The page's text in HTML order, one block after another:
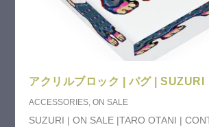
アクリルブロック | パグ | SUZURI
ACCESSORIES ,ON SALE
SUZURI | ON SALE |TARO OTANI |